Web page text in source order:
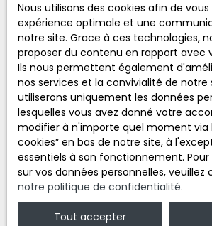
Nous utilisons des cookies afin de
expérience optimale et une
notre site. Grace à ces technologies,
proposer du contenu en rapport avec
Ils nous permettent également
nos services et la convivialité de notre
utiliserons uniquement les données
lesquelles vous avez donné votre
modifier à n'importe quel moment via
cookies″ en bas de notre site, à
essentiels à son fonctionnement.
sur vos données personnelles, veuillez
notre politique de confidentialité.
Tout accepter